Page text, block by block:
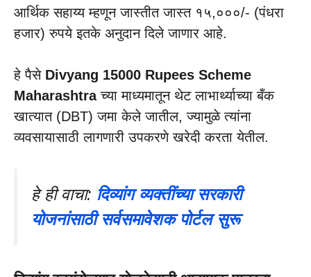
आर्थिक सहाय्य म्हणून जास्तीत जास्त १५,०००/- (पंधरा
हजार) रुपये इतके अनुदान दिले जाणार आहे.
हे पैसे Divyang 15000 Rupees Scheme
Maharashtraच्या माध्यमातून थेट लाभार्थ्याच्या बँक
खात्यात (DBT) जमा केले जातील, ज्यामुळे त्यांना
व्यवसायासाठी लागणारी उपकरणे खरेदी करता येतील.
हे ही वाचा: दिव्यांग व्यक्तींच्या सरकारी
योजनांसाठी सर्वसमावेशक पोर्टल सुरू